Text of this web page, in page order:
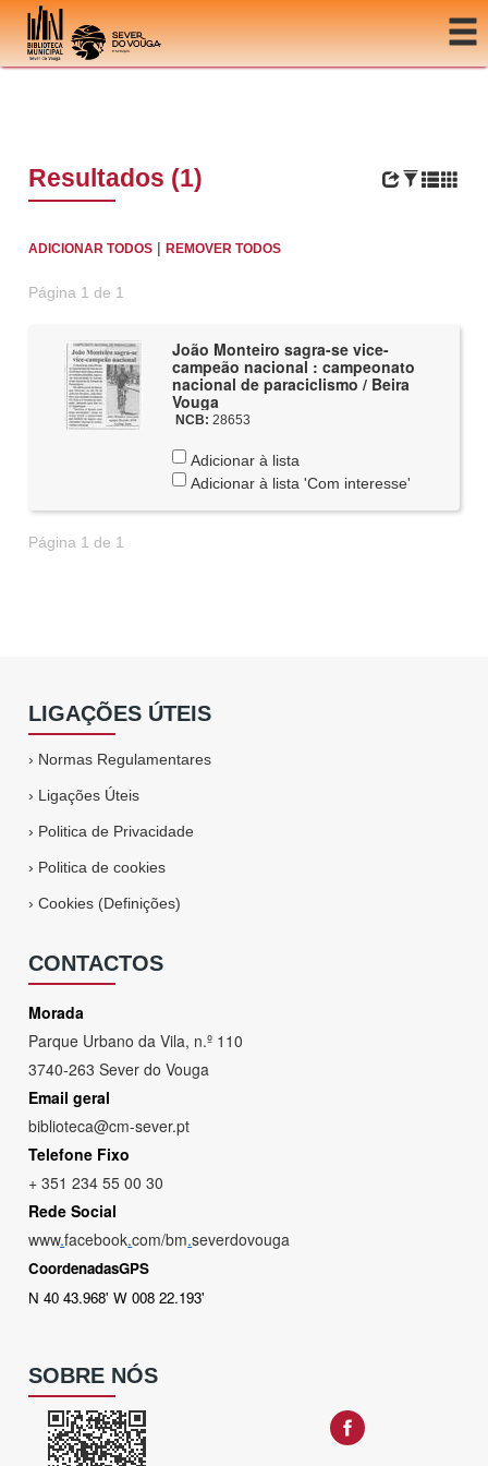
Ir para o conteúdo
Resultados (1)
ADICIONAR TODOS |REMOVER TODOS
Página 1 de 1
João Monteiro sagra-se vice-
campeão nacional : campeonato
nacional de paraciclismo / Beira
Vouga
NCB: 28653
Adicionar à lista
Adicionar à lista 'Com interesse'
Página 1 de 1
LIGAÇÕES ÚTEIS
› Normas Regulamentares
› Ligações Úteis
› Politica de Privacidade
› Politica de cookies
›Cookies (Definições)
CONTACTOS
Morada
Parque Urbano da Vila, n.º 110
3740-263 Sever do Vouga
Email geral
biblioteca@cm-sever.pt
Telefone Fixo
+ 351 234 55 00 30
Rede Social
www.facebook.com/bm.severdovouga
CoordenadasGPS
N 40 43.968' W 008 22.193'
SOBRE NÓS